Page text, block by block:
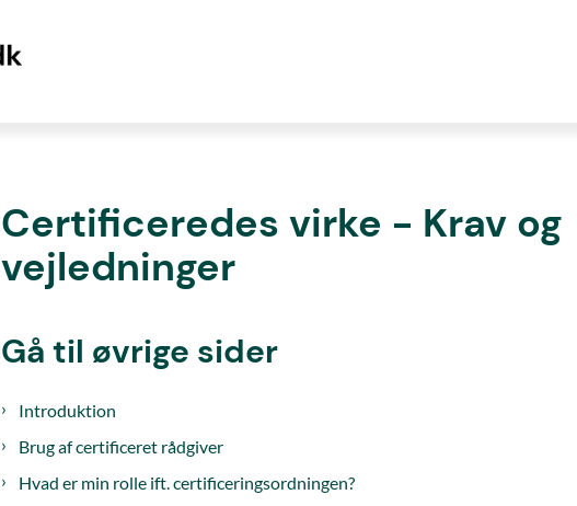
Certificeredes virke - Krav og
vejledninger
Gå til øvrige sider
Introduktion
Brug af certificeret rådgiver
Hvad er min rolle ift. certificeringsordningen?